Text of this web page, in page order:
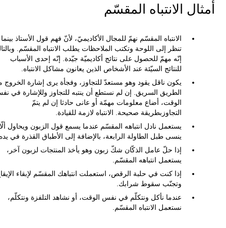
أمثال الانتباه المقسّم
الانتباه المقسّم نهمّ للمجال الأكاديميّ، لأنّ فهم قول الأستاذ بينما
تنظر إلى اللوحة وتكتب الملاحظات يطلب الانتباه المقسّم.
إنّه مهمّ للحصول على نتائج أكاديميّة جيّدة. إنّه إحدى الأسباب
للنتائج السيّئة عند الأشخاص الذين يعانون مشاكل الانتباه.
يكون ناقل يقود وهو مستعدّ للتجاوز، وفجأة يرى إشارة الخروج
الطريق السريق. إن لم نستطع أن ينتبه للتجاوز وللإشارة في
الوقت، أضاع معلومات مهمّة أو عانى حادثا إن لم يتمّ
التجاوزبطريقة صحيحة. الانتباه لازمة للقيادة.
يستعمل نادل انتباهه المقسّم عندما يسمع قول الزبون ويحاول ألّا
ينسى طبل الطاولة الرابعة، بالإضافة إلى الأطباق القذرة في
إذا حلّ عامل الذكّان شكّ زبون وهو يأخذ المنتجات لزبون آخر،
يستعمل انتباهه المقسّم.
إذا كنت في حلبة الرقص، استعملت انتباهك المقسّم لإبقاء
وتجنّب سقوط شرابك.
عندما نأكل ونتكلّم في نفس الوقت، أو نشاهد التلفزة ونتكلّم،
نستعمل الانتباه المقسّم.